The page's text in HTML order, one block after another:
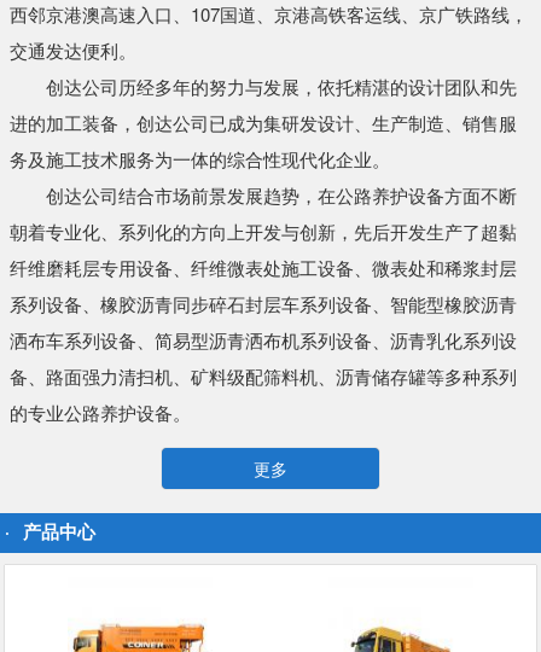
西邻京港澳高速入口、107国道、京港高铁客运线、京广铁路线，
交通发达便利。
创达公司历经多年的努力与发展，依托精湛的设计团队和先
进的加工装备，创达公司已成为集研发设计、生产制造、销售服
务及施工技术服务为一体的综合性现代化企业。
创达公司结合市场前景发展趋势，在公路养护设备方面不断
朝着专业化、系列化的方向上开发与创新，先后开发生产了超黏
纤维磨耗层专用设备、纤维微表处施工设备、微表处和稀浆封层
系列设备、橡胶沥青同步碎石封层车系列设备、智能型橡胶沥青
洒布车系列设备、简易型沥青洒布机系列设备、沥青乳化系列设
备、路面强力清扫机、矿料级配筛料机、沥青储存罐等多种系列
的专业公路养护设备。
更多
产品中心